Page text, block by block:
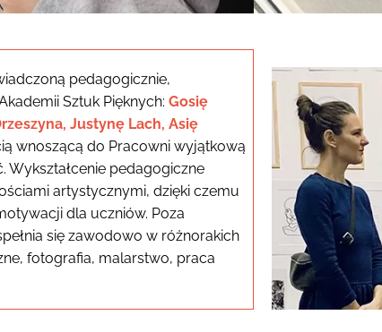
pedagogicznie,
Sztuk Pięknych: Gosię
Justynę Lach, Asię
wnoszącą do Pracowni wyjątkową
pedagogiczne
artystycznymi, dzięki czemu
dla uczniów. Poza
się zawodowo w różnorakich
fotografia, malarstwo, praca